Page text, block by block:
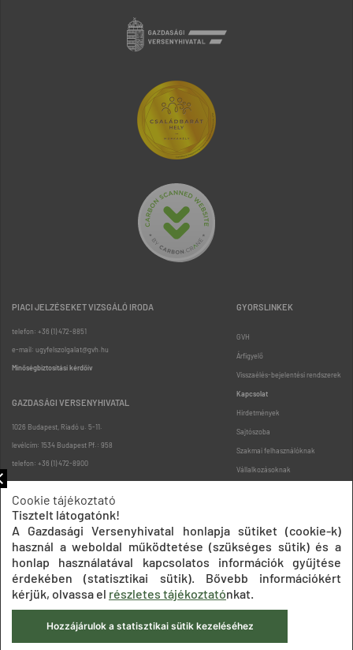
PIACI JELZÉSEKET VIZSGÁLÓ IRODA
telefon: +36 (1) 472-8851
e-mail: ugyfelszolgalat@gvh.hu
Minőségbiztosítási kérdőív
GAZDASÁGI VERSENYHIVATAL
1026 Budapest, Riadó u. 5-11.
levélcím: 1534 Budapest Pf.: 958
telefon: +36 (1) 472-8900
GYORSLINKEK
GVH
Árfigyelő
Visszaélés-bejelentési rendszerek
Kapcsolat
Hirdetmények
Sajtószoba
Szakmai felhasználóknak
Vállalkozásoknak
Oldaltérkép
Impresszum Adatkezelési tájékoztatók
Akadálymentesítési nyilatkozat
Közadatkereső
Süti beállítások ÁSZF
Cookie tájékoztató
Tisztelt látogatónk!
A Gazdasági Versenyhivatal honlapja sütiket (cookie-k)
használ a weboldal működtetése (szükséges sütik) és a
honlap használatával kapcsolatos információk gyűjtése
érdekében (statisztikai sütik). Bővebb információkért
kérjük, olvassa el részletes tájékoztatónkat.
Hozzájárulok a statisztikai sütik kezeléséhez